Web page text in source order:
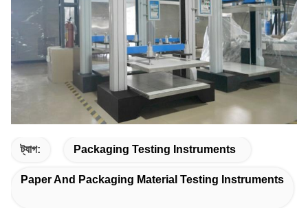
ট্যাগ: Packaging Testing Instruments
Paper And Packaging Material Testing Instruments